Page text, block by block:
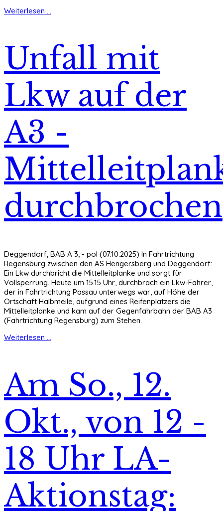
Weiterlesen ...
Unfall mit
Lkw auf der
A3 -
durchbrochen
Deggendorf, BAB A 3, - pol (07.10.2025) In Fahrtrichtung
Regensburg zwischen den AS Hengersberg und Deggendorf:
Ein Lkw durchbricht die Mittelleitplanke und sorgt für
Vollsperrung. Heute um 15.15 Uhr, durchbrach ein Lkw-Fahrer,
der in Fahrtrichtung Passau unterwegs war, auf Höhe der
Ortschaft Halbmeile, aufgrund eines Reifenplatzers die
Mittelleitplanke und kam auf der Gegenfahrbahn der BAB A3
(Fahrtrichtung Regensburg) zum Stehen.
Weiterlesen ...
Am So., 12.
Okt., von 12 -
18 Uhr LA-
Aktionstag: